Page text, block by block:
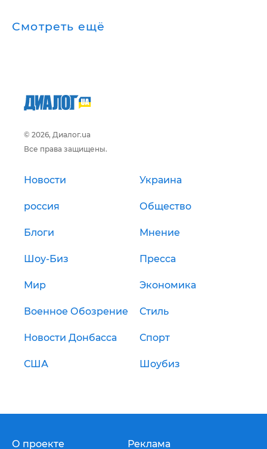
Смотреть ещё
© 2026, Диалог.ua
Все права защищены.
Новости Украина
россия Общество
Блоги Мнение
Шоу-Биз Пресса
Мир Экономика
Военное Обозрение Стиль
Новости Донбасса Спорт
США Шоубиз
О проекте Реклама